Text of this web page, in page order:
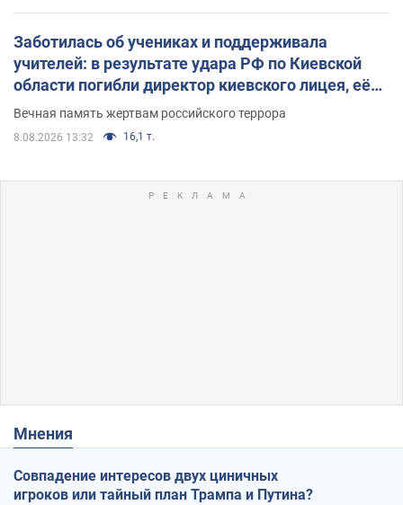
Заботилась об учениках и поддерживала
учителей: в результате удара РФ по Киевской
области погибли директор киевского лицея, её
муж и внук
Вечная память жертвам российского террора
8.08.2026 13:32 16,1 т.
Мнения
Совпадение интересов двух циничных
игроков или тайный план Трампа и Путина?